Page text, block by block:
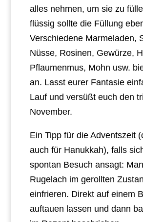
alles nehmen, um sie zu
flüssig sollte die Füllung
Verschiedene Marmeladen,
Nüsse, Rosinen, Gewürze,
Pflaumenmus, Mohn usw.
an. Lasst eurer Fantasie
Lauf und versüßt euch den
November.
Ein Tipp für die Adventszeit
auch für Hanukkah), falls
spontan Besuch ansagt:
Rugelach im gerollten
einfrieren. Direkt auf einem
auftauen lassen und dann